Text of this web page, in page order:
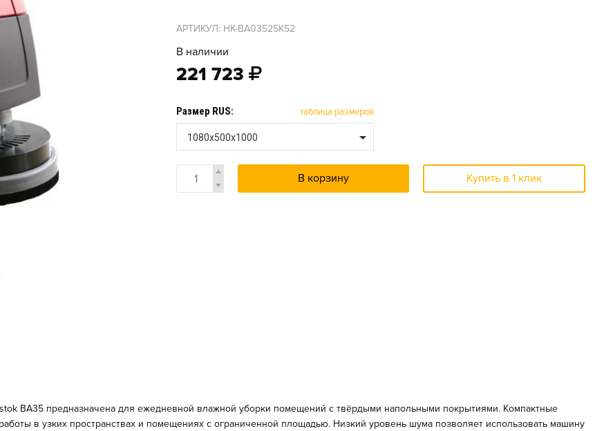
АРТИКУЛ: HK-BA03525K52
В наличии
221 723
Размер RUS: таблица размеров
1080x500x1000
В корзину Купить в 1 клик
BA35 предназначена для ежедневной влажной уборки помещений с твёрдыми напольными покрытиями. Компактные
в узких пространствах и помещениях с ограниченной площадью. Низкий уровень шума позволяет использовать машину